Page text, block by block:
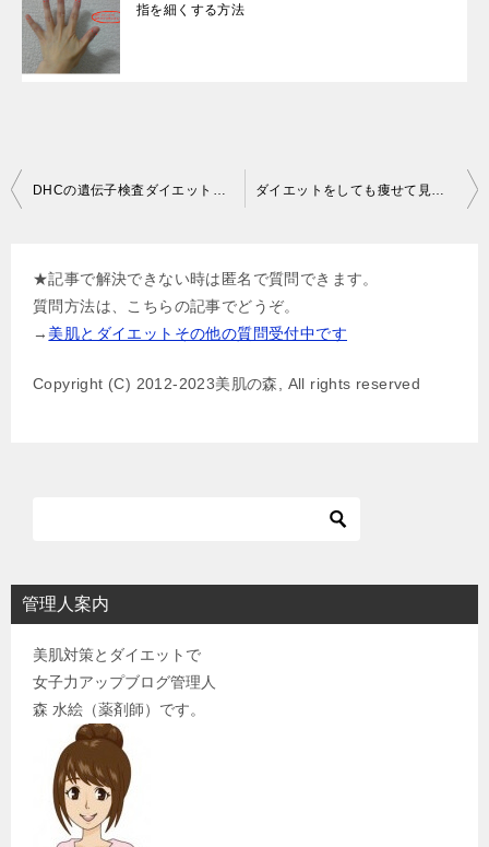
指を細くする方法
投
DHCの遺伝子検査ダイエット対策キットの口コミと評価 ダイエットをしても痩せて見えないのはなぜ？
★記事で解決できない時は匿名で質問できます。
質問方法は、こちらの記事でどうぞ。
→ 美肌とダイエットその他の質問受付中です
Copyright (C) 2012-2023美肌の森, All rights reserved
管理人案内
美肌対策とダイエットで
女子力アップブログ管理人
森 水絵（薬剤師）です。